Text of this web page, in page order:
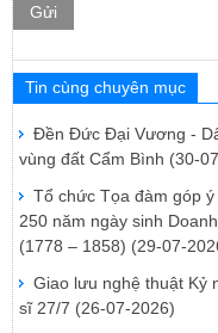
Gửi
Tin cùng chuyên mục
Đền Đức Đại Vương -
vùng đất Cẩm Bình (30-
Tổ chức Tọa đàm góp
250 năm ngày sinh
(1778 – 1858) (29-07-
Giao lưu nghệ thuật Kỷ
sĩ 27/7 (26-07-2026)